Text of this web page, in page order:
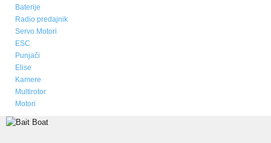
MULTICOPTER
RC AVIONI
Modeli aviona
Prodaja i cene aviona
Rezervni delovi - boje - izgled
Baterije
Radio predajnik
Servo Motori
ESC
Punjači
Elise
Kamere
Multirotor
Motori